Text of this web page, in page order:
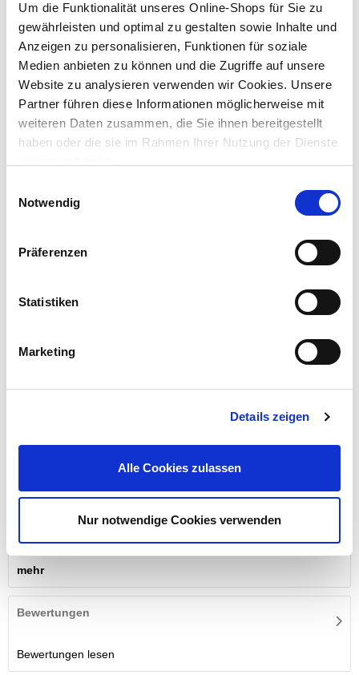
Um die Funktionalität unseres Online-Shops für Sie zu
gewährleisten und optimal zu gestalten sowie Inhalte und
Anzeigen zu personalisieren, Funktionen für soziale
Medien anbieten zu können und die Zugriffe auf unsere
Website zu analysieren verwenden wir Cookies. Unsere
Partner führen diese Informationen möglicherweise mit
weiteren Daten zusammen, die Sie ihnen bereitgestellt
haben oder die sie im Rahmen Ihrer Nutzung der Dienste
Notwendig
Präferenzen
Statistiken
Marketing
Details zeigen
Alle Cookies zulassen
Nur notwendige Cookies verwenden
In den Warenkorb
Merken
ZUBEHÖR UND PASSENDE ARTIKEL:
7,99 €
Gleich mitkaufen!
Beschreibung
Das stabile Vorhängeschloss aus massivem Messing eignet sich
zum Absperren von Türen, Schuppen, Gartentoren, Kisten und
Mechanismus, welches das Schloss gegen universelle
Nachschlüssel schützt.
mehr
Bewertungen
Bewertungen lesen